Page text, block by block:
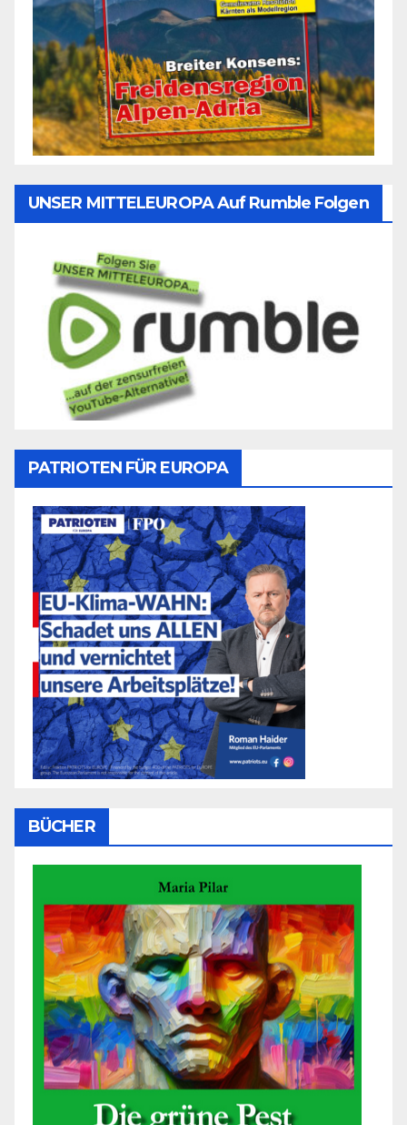
UNSER MITTELEUROPA Auf Rumble Folgen
PATRIOTEN FÜR EUROPA
BÜCHER